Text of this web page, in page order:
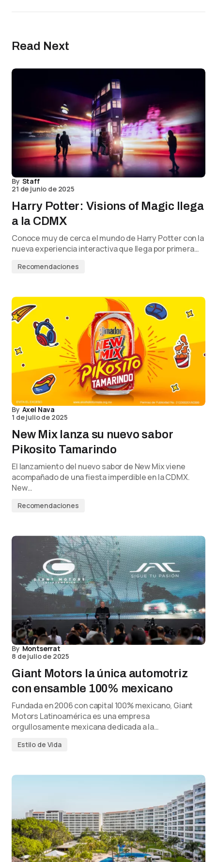
Read Next
By Staff
21 de junio de 2025
Harry Potter: Visions of Magic llega
a la CDMX
Conoce muy de cerca el mundo de Harry Potter con la
nueva experiencia interactiva que llega por primera…
Recomendaciones
By Axel Nava
1 de julio de 2025
New Mix lanza su nuevo sabor
Pikosito Tamarindo
El lanzamiento del nuevo sabor de New Mix viene
acompañado de una fiesta imperdible en la CDMX.
New…
Recomendaciones
By Montserrat
8 de julio de 2025
Giant Motors la única automotriz
con ensamble 100% mexicano
Fundada en 2006 con capital 100% mexicano, Giant
Motors Latinoamérica es una empresa
orgullosamente mexicana dedicada a la…
Estilo de Vida